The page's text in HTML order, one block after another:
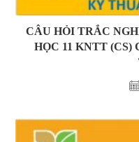
CÂU HỎI TRẮC
HỌC 11 KNTT